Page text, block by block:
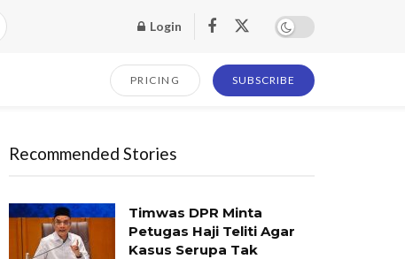
Login
PRICING SUBSCRIBE
Recommended Stories
Timwas DPR Minta
Petugas Haji Teliti Agar
Kasus Serupa Tak